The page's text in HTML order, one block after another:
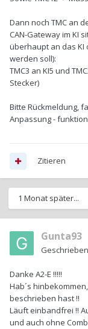
Dann noch TMC an
CAN-Gateway im KI
überhaupt an das KI
werden soll):
TMC3 an KI5 und
Stecker)
Bitte Rückmeldung,
Anpassung -
Zitieren
1 Monat später...
Gunta93
Geschrieben
Danke A2-E !!!!!
Hab´s
beschrieben hast !!
Läuft einbandfrei !!
und auch ohne